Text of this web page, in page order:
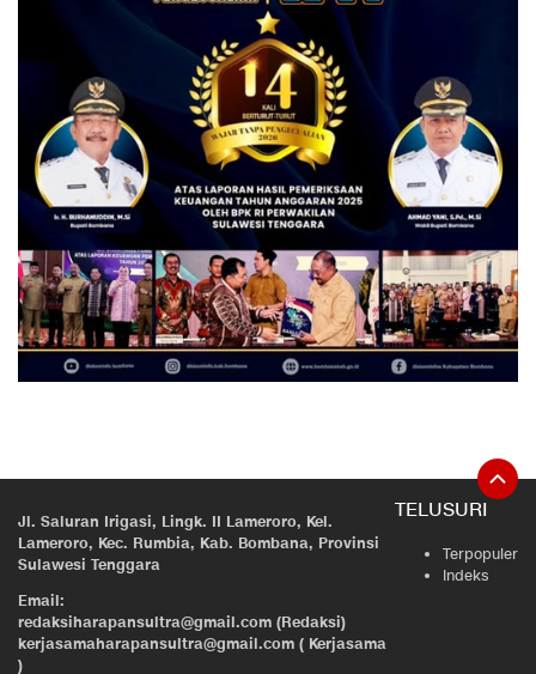
Jl. Saluran Irigasi, Lingk. II Lameroro, Kel.
Lameroro, Kec. Rumbia, Kab. Bombana, Provinsi
Sulawesi Tenggara
Email:
redaksiharapansultra@gmail.com (Redaksi)
kerjasamaharapansultra@gmail.com ( Kerjasama
)
TELUSURI
Terpopuler
Indeks